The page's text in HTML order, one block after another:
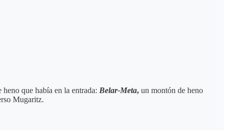
que había en la entrada: Belar-Meta, un montón de heno
Mugaritz.